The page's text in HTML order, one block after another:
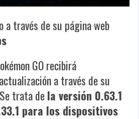
a través de su página web
GOrecibirá
a través de su
trata dela versión 0.63.1
para los dispositivos